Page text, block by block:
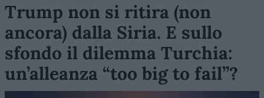
Trump non si ritira (non
ancora) dalla Siria. E sullo
sfondo il dilemma Turchia:
un’alleanza “too big to fail”?